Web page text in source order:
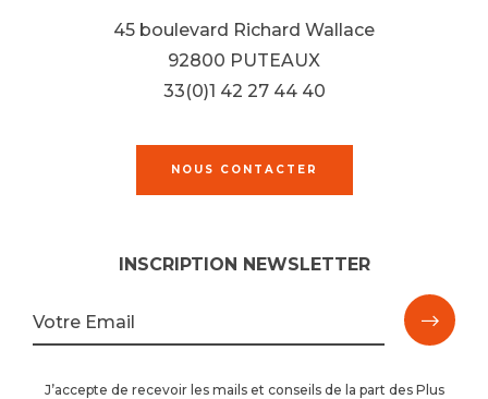
45 boulevard Richard Wallace
92800 PUTEAUX
33(0)1 42 27 44 40
NOUS CONTACTER
INSCRIPTION NEWSLETTER
Votre Email
J’accepte de recevoir les mails et conseils de la part des Plus